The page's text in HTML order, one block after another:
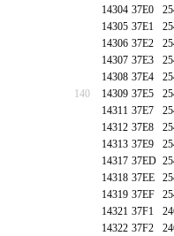
14304 37E0
14305 37E1
14306 37E2
14307 37E3
14308 37E4
140
14309 37E5
14311 37E7
14312 37E8
14313 37E9
14317 37ED
14318 37EE
14319 37EF
14321 37F1
14322 37F2